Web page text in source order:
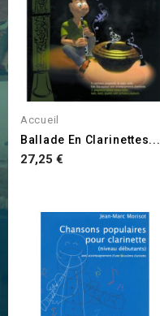
Accueil
Ballade En Clarinettes...
Prix
27,25 €